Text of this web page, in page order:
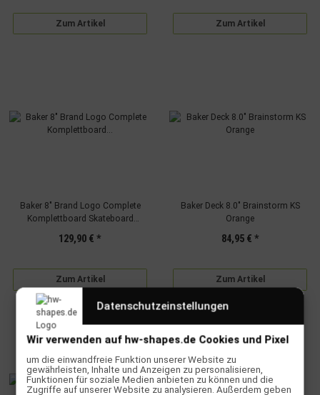
Zum Artikel Zum Artikel
Baker 8" Brand Logo Complete
Komplettboard Skateboard
129,90 € *
Zum Artikel
Baker Deck 8.0" Brainstorm KS
Orange
84,95 € *
Zum Artikel
Datenschutzeinstellungen
Wir verwenden auf hw-shapes.de Cookies und Pixel
um die einwandfreie Funktion unserer Website zu
gewährleisten, Inhalte und Anzeigen zu personalisieren,
Funktionen für soziale Medien anbieten zu können und die
Zugriffe auf unserer Website zu analysieren. Außerdem geben